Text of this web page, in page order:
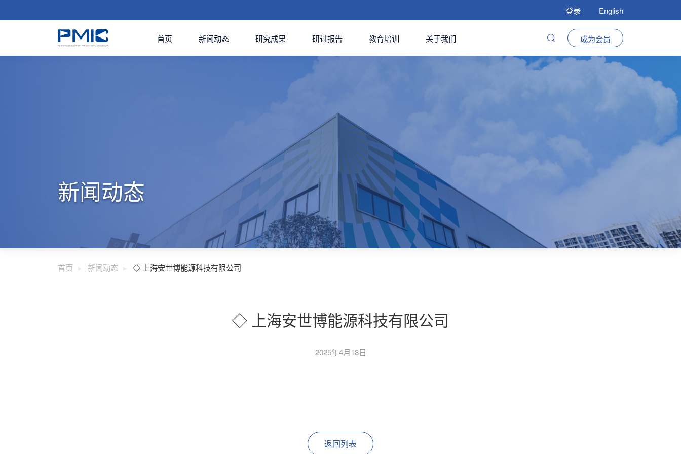
登录 English
首页 新闻动态 研究成果 研讨报告 教育培训 关于我们 成为会员
新闻动态
首页 新闻动态 ◇ 上海安世博能源科技有限公司
◇ 上海安世博能源科技有限公司
2025年4月18日
返回列表